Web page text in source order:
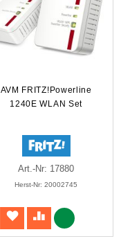
AVM FRITZ!Powerline
1240E WLAN Set
Art.-Nr: 17880
Herst-Nr: 20002745